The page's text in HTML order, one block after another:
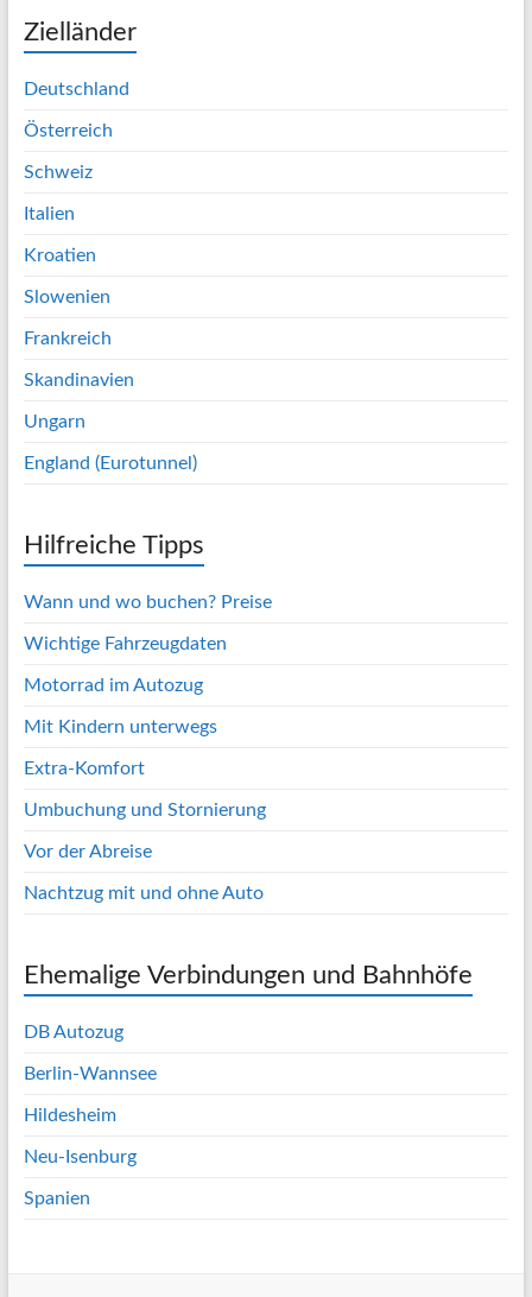
Zielländer
Deutschland
Österreich
Schweiz
Italien
Kroatien
Slowenien
Frankreich
Skandinavien
Ungarn
England (Eurotunnel)
Hilfreiche Tipps
Wann und wo buchen? Preise
Wichtige Fahrzeugdaten
Motorrad im Autozug
Mit Kindern unterwegs
Extra-Komfort
Umbuchung und Stornierung
Vor der Abreise
Nachtzug mit und ohne Auto
Ehemalige Verbindungen und Bahnhöfe
DB Autozug
Berlin-Wannsee
Hildesheim
Neu-Isenburg
Spanien